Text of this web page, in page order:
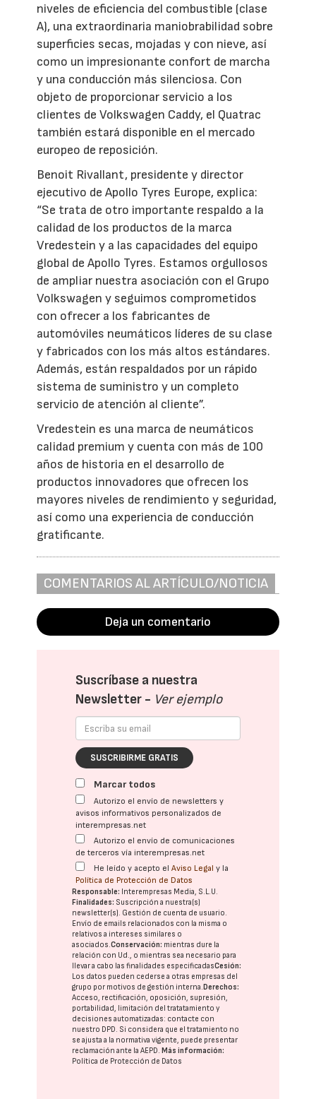
niveles de eficiencia del combustible (clase
A), una extraordinaria maniobrabilidad sobre
superficies secas, mojadas y con nieve, así
como un impresionante confort de marcha
y una conducción más silenciosa. Con
objeto de proporcionar servicio a los
clientes de Volkswagen Caddy, el Quatrac
también estará disponible en el mercado
europeo de reposición.
Benoit Rivallant, presidente y director
ejecutivo de Apollo Tyres Europe, explica:
“Se trata de otro importante respaldo a la
calidad de los productos de la marca
Vredestein y a las capacidades del equipo
global de Apollo Tyres. Estamos orgullosos
de ampliar nuestra asociación con el Grupo
Volkswagen y seguimos comprometidos
con ofrecer a los fabricantes de
automóviles neumáticos líderes de su clase
y fabricados con los más altos estándares.
Además, están respaldados por un rápido
sistema de suministro y un completo
servicio de atención al cliente”.
Vredestein es una marca de neumáticos
calidad premium y cuenta con más de 100
años de historia en el desarrollo de
productos innovadores que ofrecen los
mayores niveles de rendimiento y seguridad,
así como una experiencia de conducción
gratificante.
COMENTARIOS AL ARTÍCULO/NOTICIA
Deja un comentario
Suscríbase a nuestra
Newsletter - Ver ejemplo
SUSCRIBIRME GRATIS
Marcar todos
Autorizo el envío de newsletters y
avisos informativos personalizados de
interempresas.net
Autorizo el envío de comunicaciones
de terceros vía interempresas.net
He leído y acepto elAviso Legal y la
Política de Protección de Datos
Responsable: Interempresas Media, S.L.U.
Finalidades: Suscripción a nuestra(s)
newsletter(s). Gestión de cuenta de usuario.
Envío de emails relacionados con la misma o
relativos a intereses similares o
asociados.Conservación: mientras dure la
relación con Ud., o mientras sea necesario para
llevar a cabo las finalidades especificadasCesión:
Los datos pueden cederse a otras empresas del
grupo por motivos de gestión interna. Derechos:
Acceso, rectificación, oposición, supresión,
portabilidad, limitación del tratatamiento y
decisiones automatizadas: contacte con
nuestro DPD. Si considera que el tratamiento no
se ajusta a la normativa vigente, puede presentar
reclamación ante laAEPD. Más información:
Política de Protección de Datos